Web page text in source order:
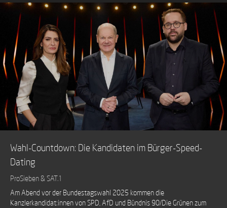
Wahl-Countdown: Die Kandidaten im Bürger-Speed-
Dating
ProSieben & SAT.1
Am Abend vor der Bundestagswahl 2025 kommen die
Kanzlerkandidat:innen von SPD, AfD und Bündnis 90/Die Grünen zum